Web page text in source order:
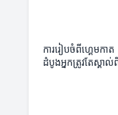
ការរៀបចំពីហ្គេមកាត
ដំបូងអ្នកត្រូវតែស្គា